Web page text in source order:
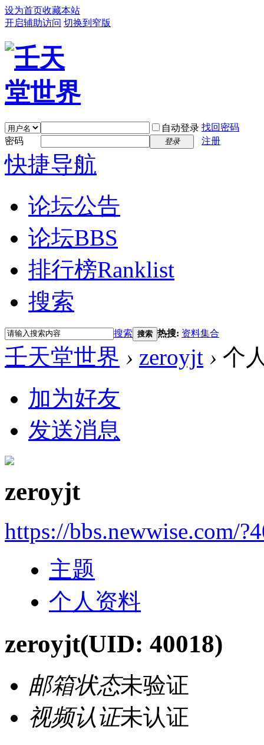
设为首页收藏本站
开启辅助访问 切换到窄版
自动登录 找回密码
密码
登录 注册
快捷导航
论坛公告
论坛BBS
排行榜Ranklist
搜索
搜索 搜索 热搜: 资料集合
壬天堂世界 › zeroyjt › 个
加为好友
发送消息
zeroyjt
https://bbs.newwise.com/
主题
个人资料
zeroyjt(UID: 40018)
邮箱状态未验证
视频认证未认证